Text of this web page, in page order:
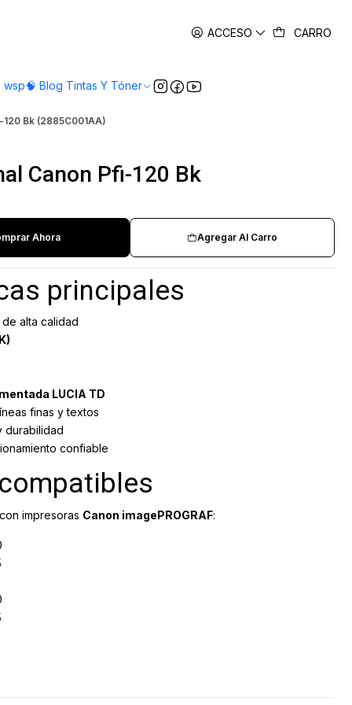
ACCESO CARRO
wsp🧠 Blog Tintas Y Tóner
Bk (2885C001AA)
Canon Pfi-120 Bk
Agregar Al Carro
Ahora
principales
alta calidad
LUCIA TD
finas y textos
durabilidad
confiable
impresoras Canon imagePROGRAF: